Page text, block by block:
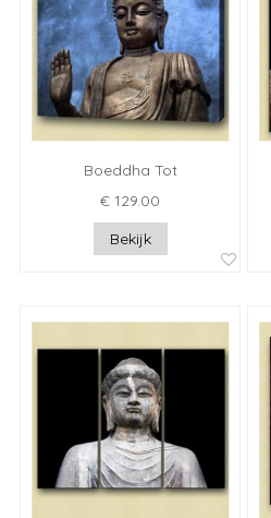
Boeddha Tot
€ 129.00
Bekijk